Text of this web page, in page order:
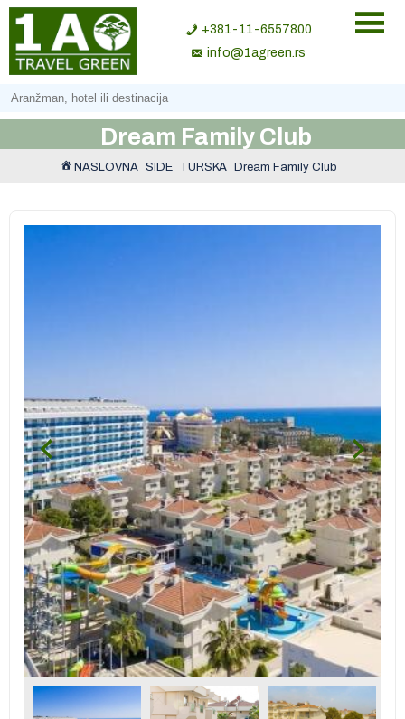
+381-11-6557800
info@1agreen.rs
Dream Family Club
NASLOVNA SIDE TURSKA Dream Family Club